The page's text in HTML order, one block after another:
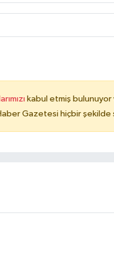
kabul etmiş
Gazetesi hiçbir